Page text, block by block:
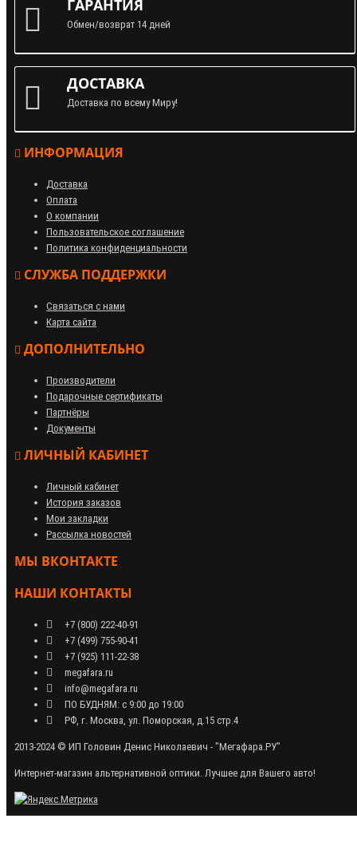
ГАРАНТИЯ
Обмен/возврат 14 дней
ДОСТАВКА
Доставка по всему Миру!
ИНФОРМАЦИЯ
Доставка
Оплата
О компании
Пользовательское соглашение
Политика конфиденциальности
СЛУЖБА ПОДДЕРЖКИ
Связаться с нами
Карта сайта
ДОПОЛНИТЕЛЬНО
Производители
Подарочные сертификаты
Партнёры
Документы
ЛИЧНЫЙ КАБИНЕТ
Личный кабинет
История заказов
Мои закладки
Рассылка новостей
МЫ ВКОНТАКТЕ
НАШИ КОНТАКТЫ
+7 (800) 222-40-91
+7 (499) 755-90-41
+7 (925) 111-22-38
megafara.ru
info@megafara.ru
ПО БУДНЯМ: с 9:00 до 19:00
РФ, г. Москва, ул. Поморская, д.15 стр.4
2013-2024 © ИП Головин Денис Николаевич - "Мегафара.РУ"
Интернет-магазин альтернативной оптики. Лучшее для Вашего авто!